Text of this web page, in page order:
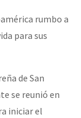
rumbo a
para sus
de San
se reunió en
iniciar el